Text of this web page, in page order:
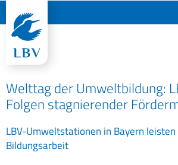
Welttag der Umweltbildung:
Folgen stagnierender
LBV-Umweltstationen in Bayern
Bildungsarbeit